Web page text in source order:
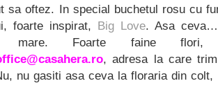
sa oftez. In special buchetul rosu cu
foarte inspirat, Big Love. Asa
mare. Foarte faine
, adresa la care
nu gasiti asa ceva la floraria din